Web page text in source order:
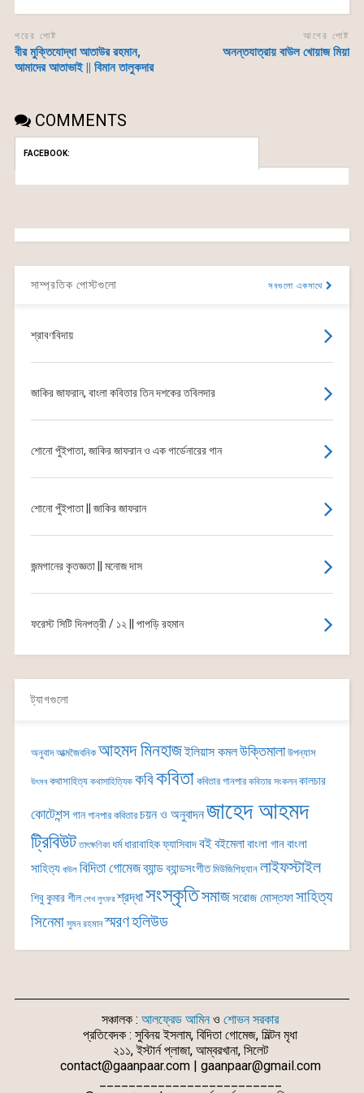
পরের পোষ্ট
বীর মুক্তিযোদ্ধা আতাউর রহমান,
আমাদের আতাভাই || বিমান তালুকদার
আগের পোষ্ট
অনন্তযাত্রায় বাউল খোয়াজ মিয়া
COMMENTS
FACEBOOK:
সাম্প্রতিক পোস্টগুলো সবগুলো একসাথে
শ্রাবণবিদায়
জাকির জাফরান, বাংলা কবিতার তিন দশকের তবিলদার
শোনো পুঁইপাতা, জাকির জাফরান ও এক গার্ডেনারের গান
শোনো পুঁইপাতা || জাকির জাফরান
জন্মগানের কৃতজ্ঞতা || মনোজ দাস
ফরেস্ট সিটি দিনপত্রী / ১২ || পাপড়ি রহমান
ট্যাগগুলো
অনুবাদ আত্মজৈবনিক আহমদ মিনহাজইলিয়াস কমলউক্তিমালা উপন্যাস
উৎসব কথাসাহিত্য কথাসাহিত্যিক কবিকবিতা কবিতার গানপার কবিতার সংকলন কালচার
কোটেশন্সগান গানপার কবিতার চয়ন ও অনুবাদনজাহেদ আহমদ
ট্রিবিউট তাৎক্ষণিকা ধর্ম ধারাবাহিকফ্যাসিবাদবইবইমেলাবাংলা গানবাংলা
সাহিত্য বাউল বিদিতা গোমেজব্যান্ডব্যান্ডসংগীত মিউজিশিয়্যান লাইফস্টাইল
শিবু কুমার শীল শেখ লুৎফর শ্রদ্ধাসংস্কৃতিসমাজসরোজ মোস্তফাসাহিত্য
সিনেমা সুমন রহমান স্মরণহলিউড
সঞ্চালক : আলফ্রেড আমিনও শোভন সরকার
প্রতিবেদক : সুবিনয় ইসলাম, বিদিতা গোমেজ, মিল্টন মৃধা
২১১, ইস্টার্ন প্লাজা, আম্বরখানা, সিলেট
contact@gaanpaar.com | gaanpaar@gmail.com